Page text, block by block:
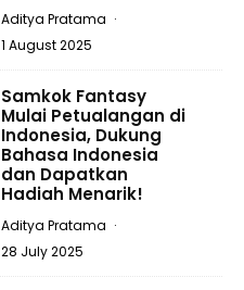
Aditya Pratama ·
1 August 2025
Samkok Fantasy
Mulai Petualangan di
Indonesia, Dukung
Bahasa Indonesia
dan Dapatkan
Hadiah Menarik!
Aditya Pratama ·
28 July 2025